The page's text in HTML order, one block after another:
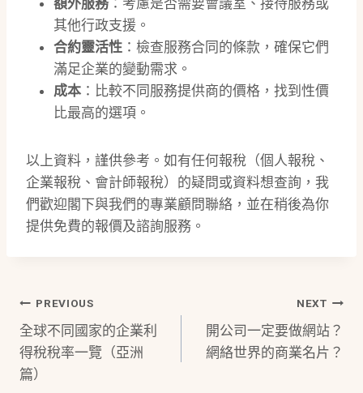
額外服務：考慮是否需要會議室、接待服務或
其他行政支援。
合約靈活性 ：檢查服務合同的條款，確保它們
滿足企業的變動需求。
成本 ：比較不同服務提供商的價格，找到性價
比最高的選項。
以上資料，謹供參考。如有任何報稅（個人報稅、
企業報稅、會計師報稅）的疑問或資料想查詢，我
們歡迎閣下與我們的專業顧問聯絡，並在稍後為你
提供免費的報價及諮詢服務。
Post
Navigation
PREVIOUS
全球不同國家的企業利
得稅稅率一覽（亞洲
篇）
NEXT
開公司一定要做網站？
網絡世界的商業名片？